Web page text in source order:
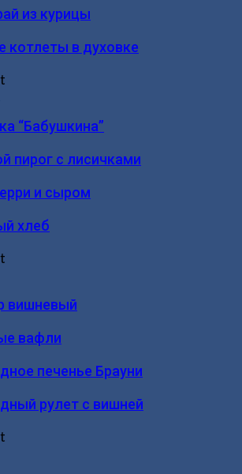
из курицы
котлеты в духовке
“Бабушкина”
пирог с лисичками
и сыром
хлеб
вишневый
вафли
печенье Брауни
рулет с вишней